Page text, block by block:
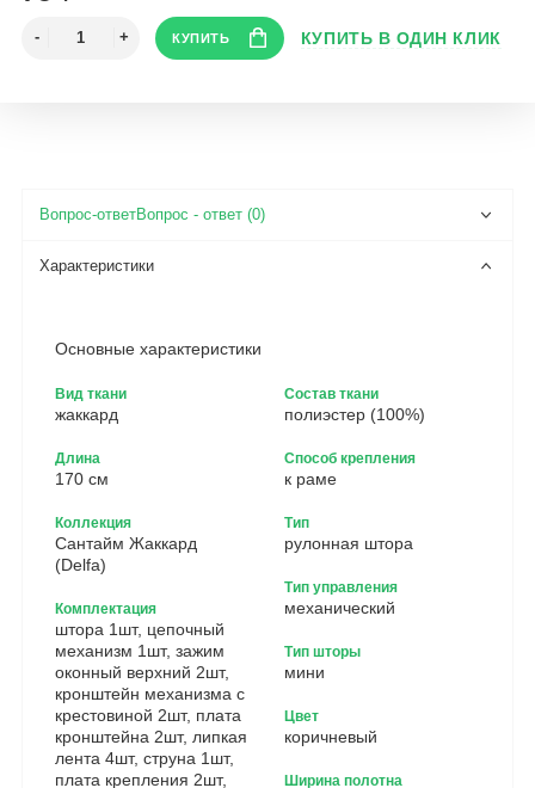
Вопрос - ответ (0)
Основные характеристики
Вид ткани
жаккард
Длина
170 см
Коллекция
Сантайм Жаккард
(Delfa)
Комплектация
штора 1шт, цепочный
механизм 1шт, зажим
оконный верхний 2шт,
кронштейн механизма с
крестовиной 2шт, плата
кронштейна 2шт, липкая
лента 4шт, струна 1шт,
плата крепления 2шт,
Состав ткани
полиэстер (100%)
Способ крепления
к раме
Тип
рулонная штора
Тип управления
механический
Тип шторы
мини
Цвет
коричневый
Ширина полотна